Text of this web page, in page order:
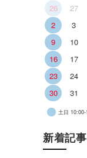
26 27
2
3
9
10
16
17
23
24
30
31
土日
新着記